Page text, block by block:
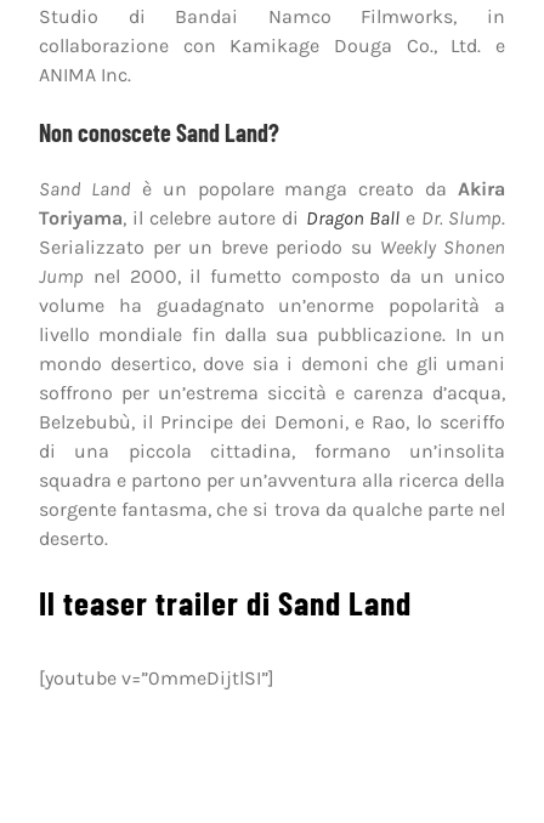
Studio di Bandai Namco Filmworks, in
collaborazione con Kamikage Douga Co., Ltd. e
ANIMA Inc.
Non conoscete Sand Land?
Sand Land è un popolare manga creato da Akira
Toriyama, il celebre autore di Dragon Balle Dr. Slump.
Serializzato per un breve periodo su Weekly Shonen
Jump nel 2000, il fumetto composto da un unico
volume ha guadagnato un’enorme popolarità a
livello mondiale fin dalla sua pubblicazione. In un
mondo desertico, dove sia i demoni che gli umani
soffrono per un’estrema siccità e carenza d’acqua,
Belzebubù, il Principe dei Demoni, e Rao, lo sceriffo
di una piccola cittadina, formano un’insolita
squadra e partono per un’avventura alla ricerca della
sorgente fantasma, che si trova da qualche parte nel
deserto.
Il teaser trailer di Sand Land
[youtube v=”0mmeDijtlSI”]